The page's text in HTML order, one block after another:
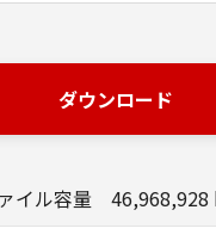
BE BOUND BY THE
TO THE
OF THIS
LICENSE
ダウンロード
イル容量 46,968,928